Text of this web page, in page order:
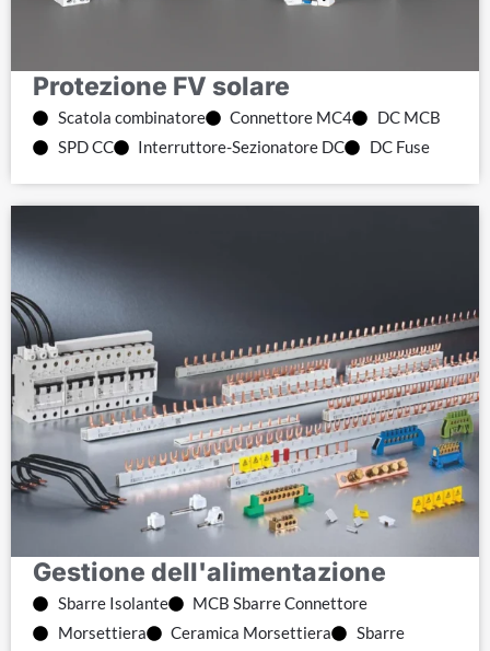
Protezione FV solare
Scatola combinatore Connettore MC4
DC MCB
SPD CC
Interruttore-Sezionatore DC DC Fuse
Gestione dell'alimentazione
Sbarre Isolante
MCB Sbarre Connettore
Morsettiera
Ceramica Morsettiera
Sbarre